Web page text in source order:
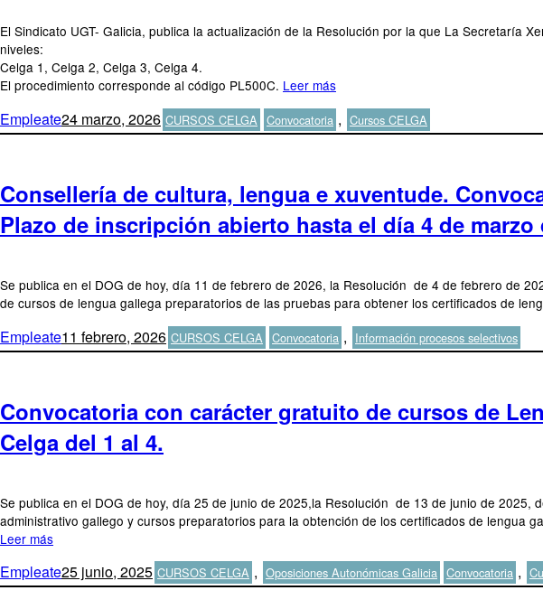
El Sindicato UGT- Galicia, publica la actualización de la Resolución por la que La Secretaría
niveles:
Celga 1, Celga 2, Celga 3, Celga 4.
El procedimiento corresponde al código PL500C. Leer más
Autor
EmpleatePublicado
el
24 marzo, 2026Categorías
CURSOS CELGA Etiquetas
Convocatoria , Cursos CELGA
Consellería de cultura, lengua e xuventude.
Plazo de inscripción abierto hasta el día 4 de marzo
Se publica en el DOG de hoy, día 11 de febrero de 2026, la Resolución de 4 de febrero de
de cursos de lengua gallega preparatorios de las pruebas para obtener los certificados de
Autor
EmpleatePublicado
el
11 febrero, 2026Categorías
CURSOS CELGA Etiquetas
Convocatoria , Información procesos selectivos
Convocatoria con carácter gratuito de cursos de
Celga del 1 al 4.
Se publica en el DOG de hoy, día 25 de junio de 2025,la Resolución de 13 de junio de
administrativo gallego y cursos preparatorios para la obtención de los certificados de lengua
Leer más
Autor
EmpleatePublicado
el
25 junio, 2025Categorías
CURSOS CELGA , Oposiciones Autonómicas Galicia Etiquetas
Convocatoria ,